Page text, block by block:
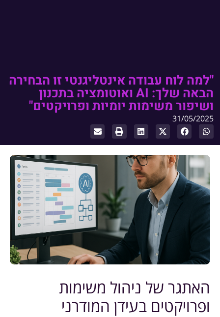
"למה לוח עבודה אינטליגנטי זו הבחירה
הבאה שלך: AI ואוטומציה בתכנון
ושיפור משימות יומיות ופרויקטים"
31/05/2025
האתגר של ניהול משימות
ופרויקטים בעידן המודרני